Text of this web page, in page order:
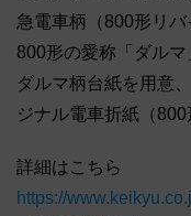
急電車柄（800形リバ
800形の愛称「ダル
ダルマ柄台紙を用意
ジナル電車折紙（800
詳細はこちら
https://